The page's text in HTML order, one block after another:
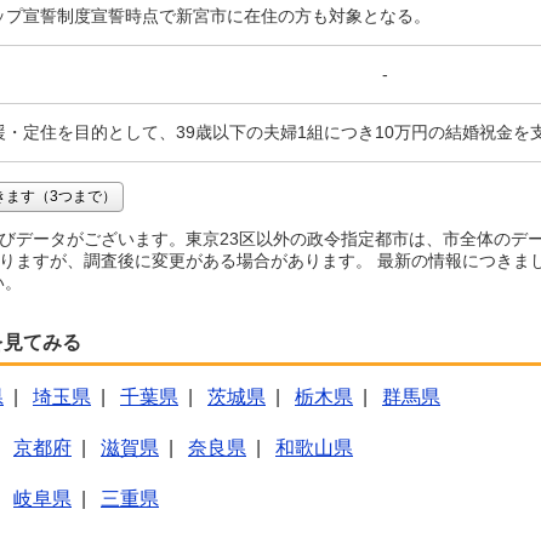
プ宣誓制度宣誓時点で新宮市に在住の方も対象となる。
-
・定住を目的として、39歳以下の夫婦1組につき10万円の結婚祝金を
す（3つまで）
データがございます。東京23区以外の政令指定都市は、市全体のデ
ますが、調査後に変更がある場合があります。 最新の情報につきま
てみる
埼玉県 千葉県 茨城県 栃木県 群馬県
京都府 滋賀県 奈良県 和歌山県
岐阜県 三重県